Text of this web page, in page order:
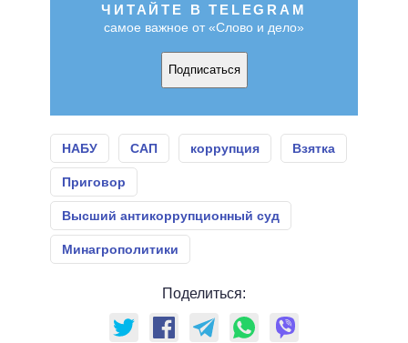
ЧИТАЙТЕ В TELEGRAM
самое важное от «Слово и дело»
Подписаться
НАБУ САП коррупция Взятка
Приговор
Высший антикоррупционный суд
Минагрополитики
Поделиться: